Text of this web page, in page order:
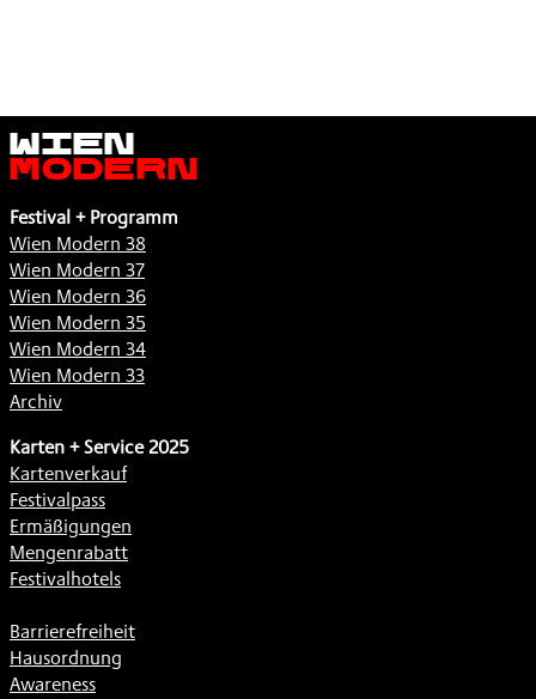
Wien
Modern
Festival + Programm
Wien Modern 38
Wien Modern 37
Wien Modern 36
Wien Modern 35
Wien Modern 34
Wien Modern 33
Archiv
Karten + Service 2025
Kartenverkauf
Festivalpass
Ermäßigungen
Mengenrabatt
Festivalhotels
Barrierefreiheit
Hausordnung
Awareness